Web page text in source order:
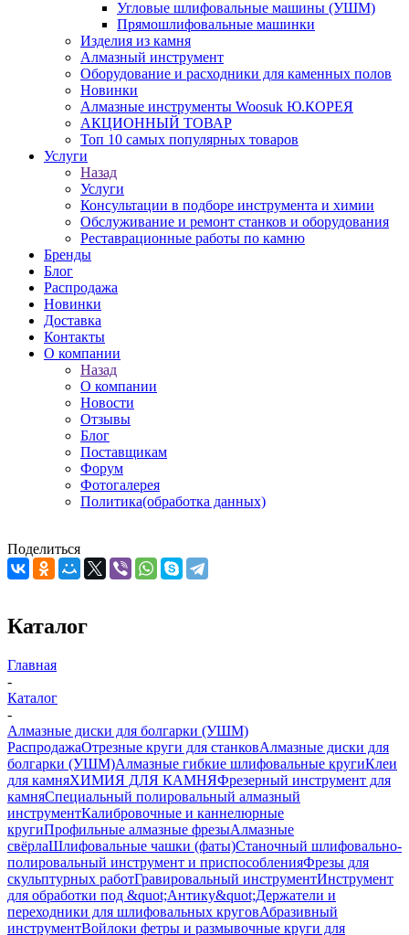
Угловые шлифовальные машины (УШМ)
Прямошлифовальные машинки
Изделия из камня
Алмазный инструмент
Оборудование и расходники для каменных полов
Новинки
Алмазные инструменты Woosuk Ю.КОРЕЯ
АКЦИОННЫЙ ТОВАР
Топ 10 самых популярных товаров
Услуги
Назад
Услуги
Консультации в подборе инструмента и химии
Обслуживание и ремонт станков и оборудования
Реставрационные работы по камню
Бренды
Блог
Распродажа
Новинки
Доставка
Контакты
О компании
Назад
О компании
Новости
Отзывы
Блог
Поставщикам
Форум
Фотогалерея
Политика(обработка данных)
Поделиться
Каталог
Главная
-
Каталог
-
Алмазные диски для болгарки (УШМ)
РаспродажаОтрезные круги для станковАлмазные диски для
болгарки (УШМ)Алмазные гибкие шлифовальные кругиКлеи
для камняХИМИЯ ДЛЯ КАМНЯФрезерный инструмент для
камняСпециальный полировальный алмазный
инструментКалибровочные и каннелюрные
кругиПрофильные алмазные фрезыАлмазные
свёрлаШлифовальные чашки (фаты)Станочный шлифовально-
полировальный инструмент и приспособленияФрезы для
скульптурных работГравировальный инструментИнструмент
для обработки под &quot;Антику&quot;Держатели и
переходники для шлифовальных круговАбразивный
инструментВойлоки фетры и размывочные круги для